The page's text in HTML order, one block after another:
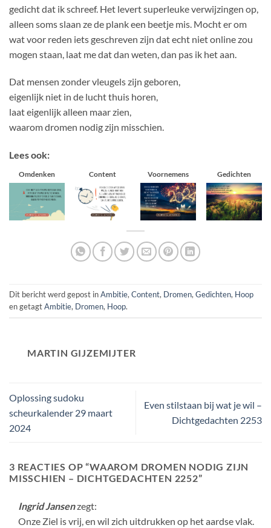
gedicht dat ik schreef. Het levert superleuke verwijzingen op,
alleen soms slaan ze de plank een beetje mis. Mocht er om
wat voor reden iets geschreven zijn dat echt niet online zou
mogen staan, laat me dat dan weten, dan pas ik het aan.
Dat mensen zonder vleugels zijn geboren,
eigenlijk niet in de lucht thuis horen,
laat eigenlijk alleen maar zien,
waarom dromen nodig zijn misschien.
Lees ook:
Omdenken Content Voornemens Gedichten
Dit bericht werd gepost inAmbitie, Content, Dromen, Gedichten, Hoop
en getagtAmbitie, Dromen, Hoop.
MARTIN GIJZEMIJTER
Oplossing sudoku
scheurkalender 29 maart
2024
Even stilstaan bij wat je wil –
Dichtgedachten 2253
3 REACTIES OP “WAAROM DROMEN NODIG ZIJN
MISSCHIEN – DICHTGEDACHTEN 2252”
Ingrid Jansenzegt:
Onze Ziel is vrij, en wil zich uitdrukken op het aardse vlak.